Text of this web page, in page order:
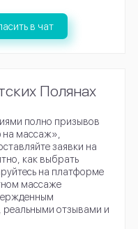
в чат
Полянах
полно призывов
массаж»,
заявки на
как выбрать
на платформе
массаже
отзывами и